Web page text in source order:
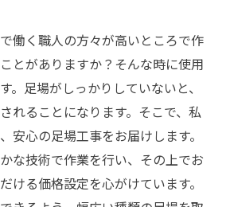
働く職人の方々が高いところで作
とがありますか？そんな時に使用
。足場がしっかりしていないと、
れることになります。そこで、私
安心の足場工事をお届けします。
な技術で作業を行い、その上でお
ける価格設定を心がけています。